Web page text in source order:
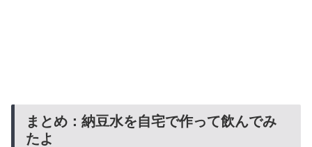
まとめ：納豆水を自宅で作って飲んでみ
たよ